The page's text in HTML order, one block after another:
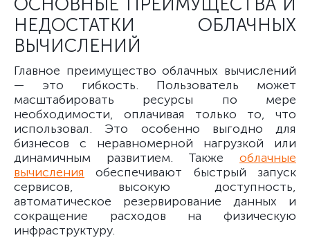
ОСНОВНЫЕ ПРЕИМУЩЕСТВА И
НЕДОСТАТКИ ОБЛАЧНЫХ
ВЫЧИСЛЕНИЙ
Главное преимущество облачных вычислений
— это гибкость. Пользователь может
масштабировать ресурсы по мере
необходимости, оплачивая только то, что
использовал. Это особенно выгодно для
бизнесов с неравномерной нагрузкой или
динамичным развитием. Также облачные
вычисления обеспечивают быстрый запуск
сервисов, высокую доступность,
автоматическое резервирование данных и
сокращение расходов на физическую
инфраструктуру.